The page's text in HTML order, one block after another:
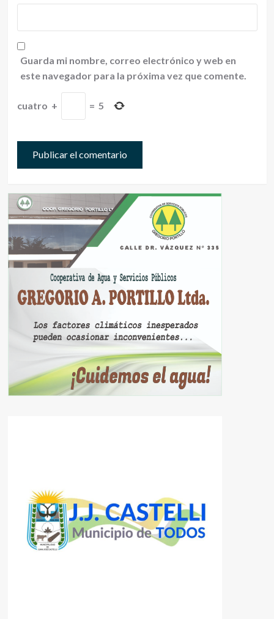
Guarda mi nombre, correo electrónico y web en
este navegador para la próxima vez que comente.
cuatro + = 5